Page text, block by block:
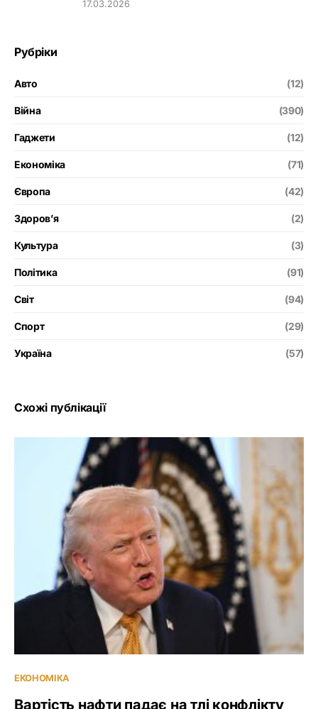
17.03.2026
Рубріки
Авто (12)
Війна (390)
Гаджети (12)
Економіка (71)
Європа (42)
Здоров’я (2)
Культура (3)
Політика (91)
Світ (94)
Спорт (29)
Україна (57)
Схожі публікації
ЕКОНОМІКА
Вартість нафти падає на тлі конфлікту